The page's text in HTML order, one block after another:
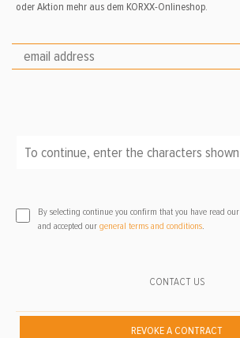
CONTACT US
REVOKE A CONTRACT
oder Aktion mehr aus dem KORXX-Onlineshop.
By selecting continue you confirm that you have read our
and accepted our general terms and conditions.